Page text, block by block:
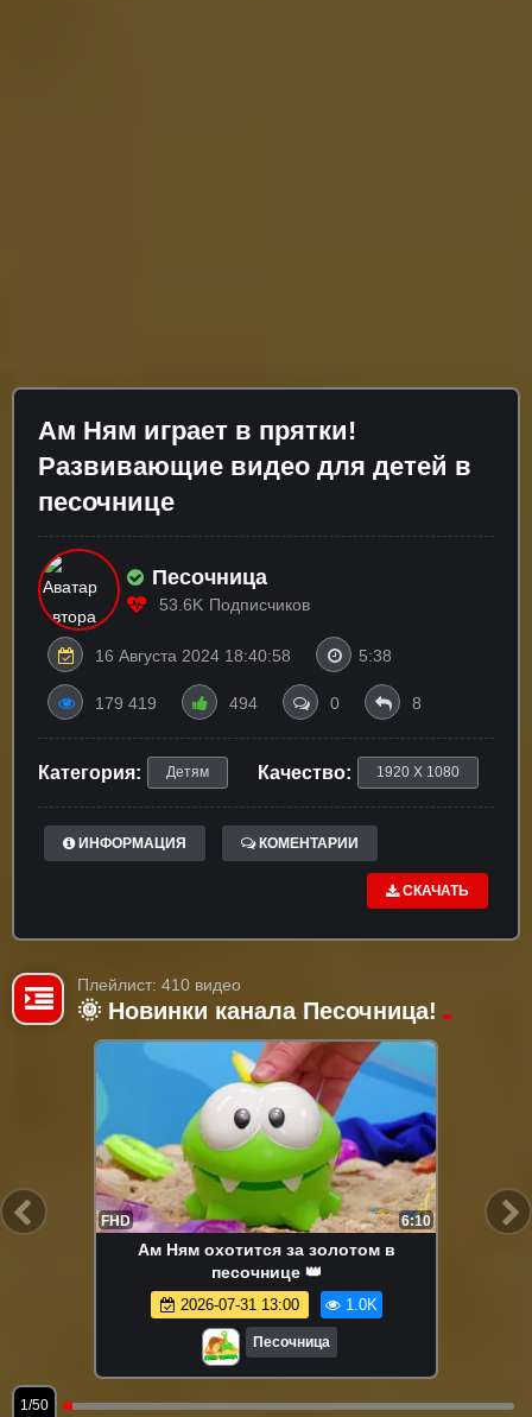
Ам Ням играет в прятки!
Развивающие видео для детей в
песочнице
Песочница
53.6K Подписчиков
16 Августа 2024 18:40:58 5:38
179 419 494 0 8
Категория: Детям Качество: 1920 X 1080
ИНФОРМАЦИЯ КОМЕНТАРИИ
СКАЧАТЬ
Плейлист: 410 видео
🌞 Новинки канала Песочница!
FHD 6:10
Ам Ням охотится за золотом в
песочнице 👑
2026-07-31 13:00 1.0K
Песочница
1/50